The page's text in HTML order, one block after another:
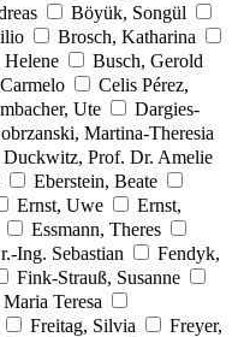
Böyük, Songül
Brosch, Katharina
Busch, Gerold
Celis Pérez,
Ute
Dargies-
Martina-Theresia
Duckwitz, Prof. Dr. Amelie
Eberstein, Beate
Ernst, Uwe
Ernst,
Essmann, Theres
Ing. Sebastian
Fendyk,
Fink-Strauß, Susanne
Teresa
Freitag, Silvia
Freyer,